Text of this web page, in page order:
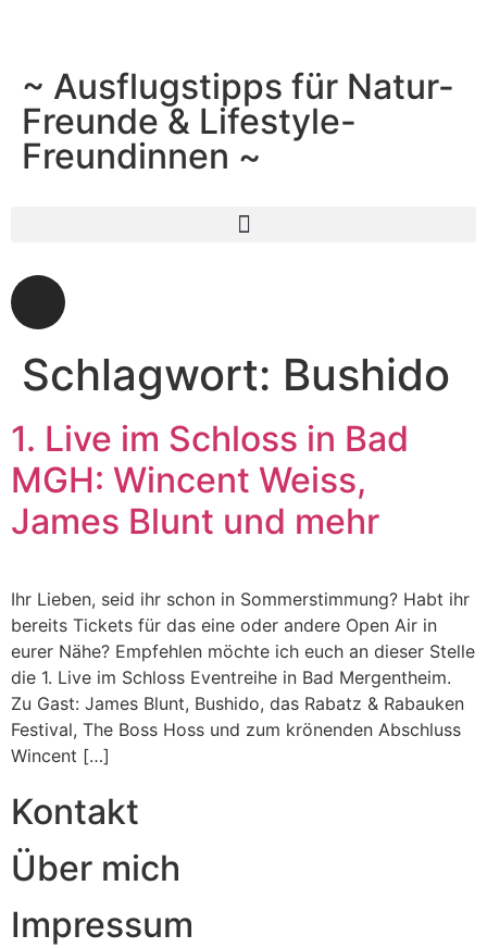
~ Ausflugstipps für Natur-
Freunde & Lifestyle-
Freundinnen ~
Schlagwort: Bushido
1. Live im Schloss in Bad
MGH: Wincent Weiss,
James Blunt und mehr
Ihr Lieben, seid ihr schon in Sommerstimmung? Habt ihr
bereits Tickets für das eine oder andere Open Air in
eurer Nähe? Empfehlen möchte ich euch an dieser Stelle
die 1. Live im Schloss Eventreihe in Bad Mergentheim.
Zu Gast: James Blunt, Bushido, das Rabatz & Rabauken
Festival, The Boss Hoss und zum krönenden Abschluss
Wincent […]
Kontakt
Über mich
Impressum